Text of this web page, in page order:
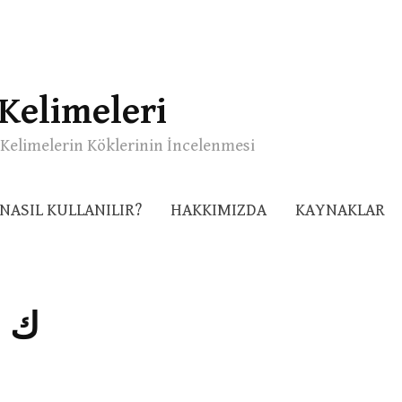
Kelimelerin Köklerinin İncelenmesi
NASIL KULLANILIR? HAKKIMIZDA KAYNAKLAR
ك